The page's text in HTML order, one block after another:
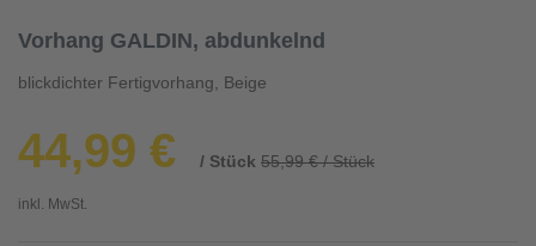
Vorhang GALDIN, abdunkelnd
blickdichter Fertigvorhang, Beige
44,99 € / Stück 55,99 € / Stück
inkl. MwSt.